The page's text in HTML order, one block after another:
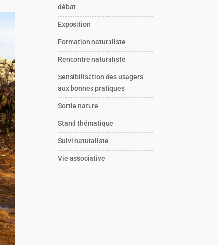
débat
Exposition
Formation naturaliste
Rencontre naturaliste
Sensibilisation des usagers
aux bonnes pratiques
Sortie nature
Stand thématique
Suivi naturaliste
Vie associative